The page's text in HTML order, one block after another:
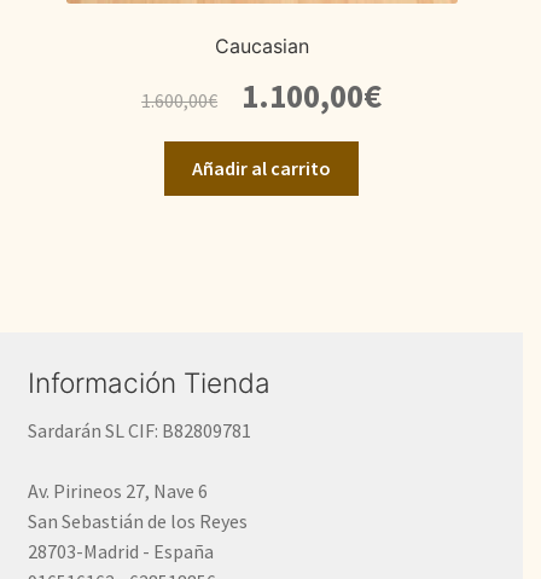
Caucasian
1.600,00€
precio
original
era:
1.600,00€.
1.100,00€El
precio
Añadir al carrito
Información Tienda
Sardarán SL CIF: B82809781
Av. Pirineos 27, Nave 6
San Sebastián de los Reyes
28703-Madrid - España